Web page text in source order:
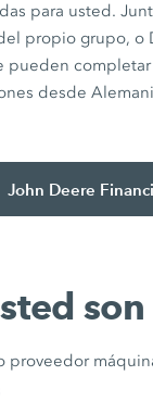
para usted.
propio grupo, o
pueden
desde
John Deere